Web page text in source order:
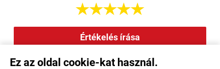
Ez az oldal cookie-kat használ.

Értékelés írása